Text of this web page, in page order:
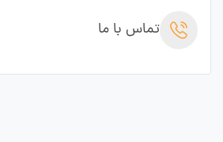
تماس با ما